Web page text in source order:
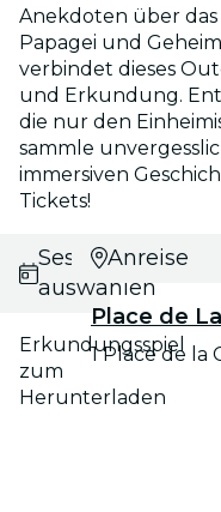
Anekdoten über
Papagei und
verbindet dieses
und Erkundung.
die nur den
sammle
immersiven
Tickets!
Session
auswählen
Erkundungsspiel
zum
Herunterladen
Anreise
Place de
1 Place de